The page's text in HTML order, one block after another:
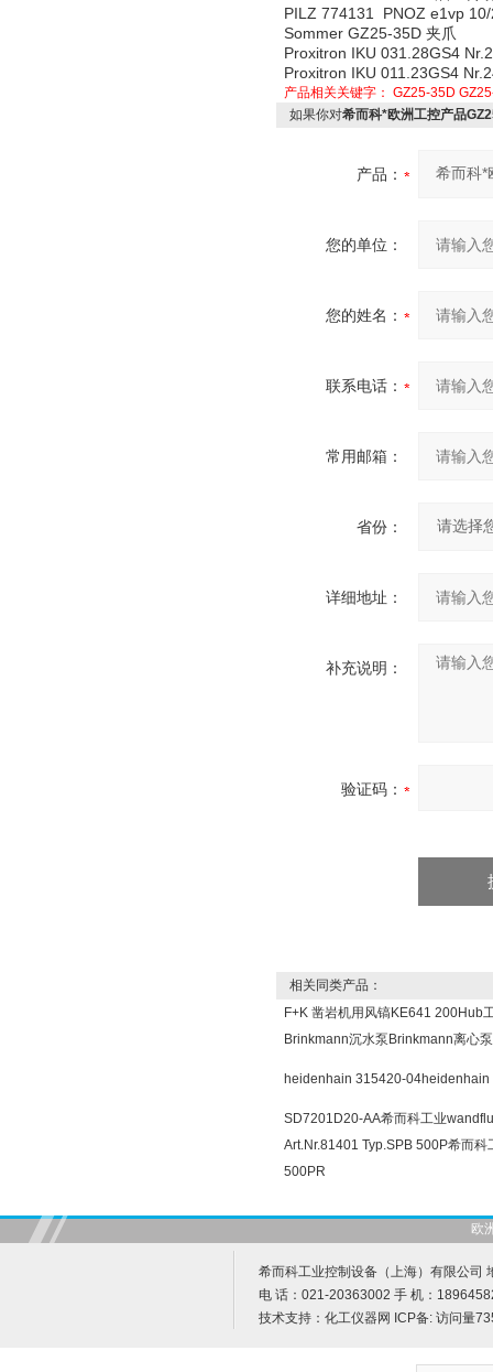
PILZ 774131 PNOZ e1vp
Sommer GZ25-35D 夹爪
Proxitron IKU 031.28GS4
Proxitron IKU 011.23GS4
产品相关关键字： GZ25-35D
如果你对希而科*欧洲工控产品
产品：
您的单位：
您的姓名：
联系电话：
常用邮箱：
省份：
详细地址：
补充说明：
验证码：
相关同类产品：
F+K 凿岩机用风镐KE641 200Hub
Brinkmann沉水泵Brinkmann离心
heidenhain 315420-04heidenhain
SD7201D20-AA希而科工业
Art.Nr.81401 Typ.SPB 500P希而
500PR
欧
希而科工业控制设备（上海）有限公司
电 话：021-20363002 手 机：
技术支持： 化工仪器网 ICP备: 访问量